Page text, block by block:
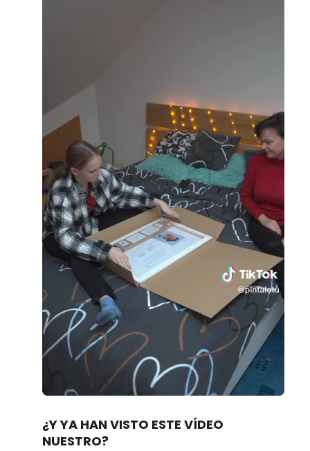
Unmute Loaded
80.91%
¿Y YA HAN VISTO ESTE VÍDEO
NUESTRO?